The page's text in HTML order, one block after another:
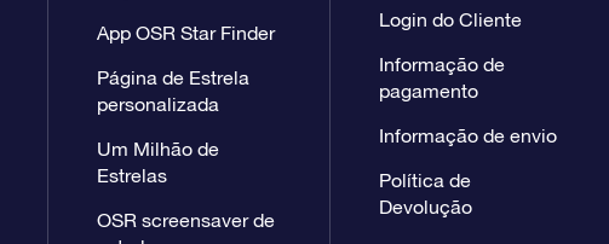
App OSR Star Finder
Página de Estrela
personalizada
Um Milhão de
Estrelas
OSR screensaver de
Login do Cliente
Informação de
pagamento
Informação de envio
Política de
Devolução